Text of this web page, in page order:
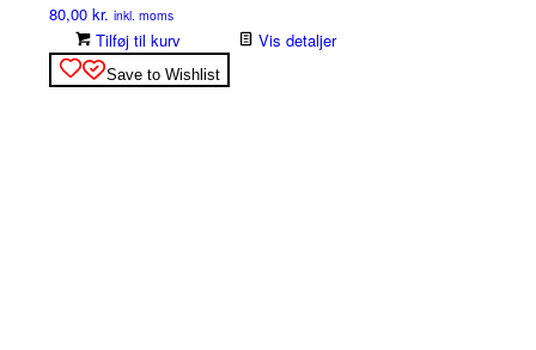
80,00 kr. inkl. moms
Tilføj til kurv Vis detaljer
Save to Wishlist